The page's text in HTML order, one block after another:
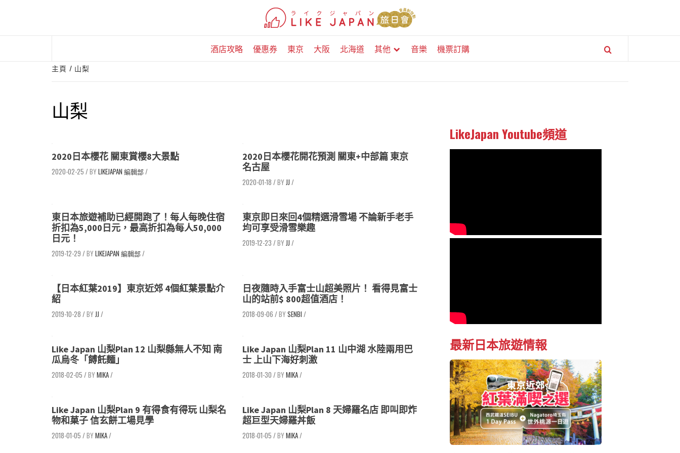
酒店攻略 優惠券 東京 大阪 北海道 其他 音樂 機票訂購
主頁 山梨
山梨
2020日本櫻花 關東賞櫻8大景點
2020-02-25 / LIKEJAPAN 編輯部/
2020日本櫻花開花預測 關東+中部篇 東京
名古屋
2020-01-18 / JJ /
東日本旅遊補助已經開跑了！每人每晚住宿
折扣為5,000日元，最高折扣為每人50,000
日元！
2019-12-29 / LIKEJAPAN 編輯部/
東京即日來回4個精選滑雪場 不論新手老手
均可享受滑雪樂趣
2019-12-23 / JJ /
【日本紅葉2019】東京近郊 4個紅葉景點介
紹
2019-10-28 / JJ /
日夜隨時入手富士山超美照片！ 看得見富士
山的站前$ 800超值酒店！
2018-09-06 / SENBI /
Like Japan 山梨Plan 12 山梨縣無人不知 南
瓜烏冬「餺飥麵」
2018-02-05 / MIKA/
Like Japan 山梨Plan 11 山中湖 水陸兩用巴
士 上山下海好刺激
2018-01-30 / MIKA/
Like Japan 山梨Plan 9 有得食有得玩 山梨名
物和菓子 信玄餅工場見學
2018-01-05 / MIKA/
Like Japan 山梨Plan 8 天婦羅名店 即叫即炸
超巨型天婦羅丼飯
2018-01-05 / MIKA/
LikeJapan Youtube頻道
最新日本旅遊情報